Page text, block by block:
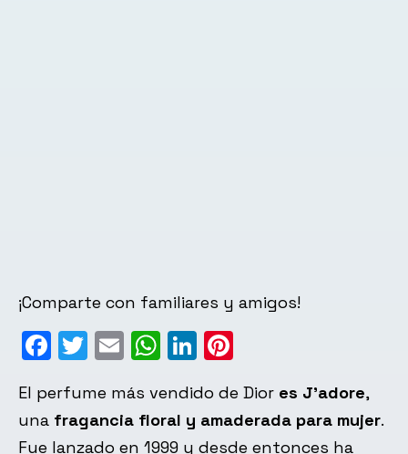
¡Comparte con familiares y amigos!
Facebook
Twitter
EmailWhatsApp
LinkedIn
El perfume más vendido de Dior es J’adore,
una fragancia floral y amaderada para mujer.
Fue lanzado en 1999 y desde entonces ha